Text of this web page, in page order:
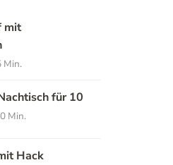
mit
Min.
für 10
Min.
Hack